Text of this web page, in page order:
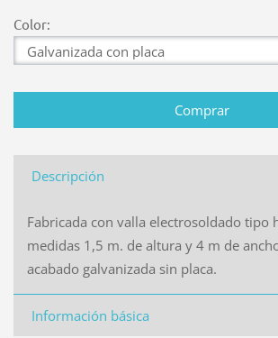
Color:
Descripción
Fabricada con valla electrosoldado tipo
medidas 1,5 m. de altura y 4 m de
acabado galvanizada sin placa.
Información básica